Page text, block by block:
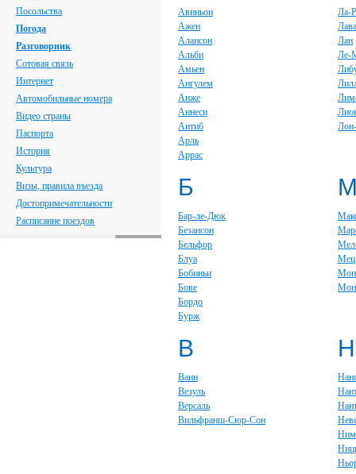
Посольства
Погода
Разговорник
Сотовая связь
Интернет
Автомобильные номера
Видео страны
Паспорта
История
Культура
Визы, правила въезда
Достопримечательности
Расписание поездов
Авиньон
Ажен
Алансон
Альби
Амьен
Ангулем
Анже
Аннеси
Антиб
Арль
Аррас
Ла-
Лан
Ле-
Б
Бар-ле-Дюк
Безансон
Бельфор
Блуа
Бобиньи
Бове
Бордо
Бурж
Мец
В
Ванн
Везуль
Версаль
Вильфранш-Сюр-Сон
Н
Ним